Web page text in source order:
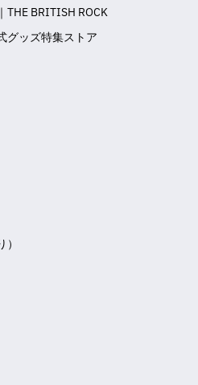
BRITISH ROCK
グッズ特集ストア